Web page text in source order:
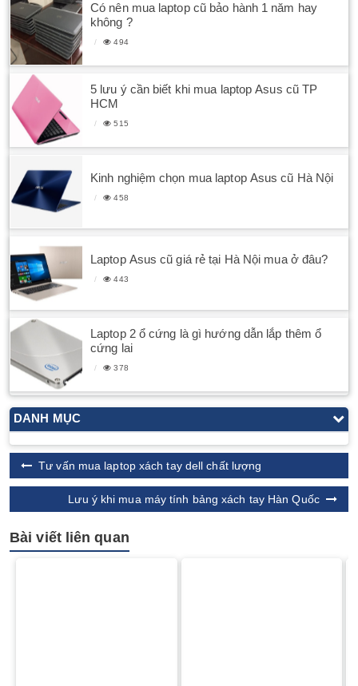
Có nên mua laptop cũ bảo hành 1 năm hay
không ?
494
5 lưu ý cần biết khi mua laptop Asus cũ TP
HCM
515
Kinh nghiệm chọn mua laptop Asus cũ Hà Nội
458
Laptop Asus cũ giá rẻ tại Hà Nội mua ở đâu?
443
Laptop 2 ổ cứng là gì hướng dẫn lắp thêm ổ
cứng lai
378
DANH MỤC
Tư vấn mua laptop xách tay dell chất lượng
Lưu ý khi mua máy tính bảng xách tay Hàn Quốc
Bài viết liên quan